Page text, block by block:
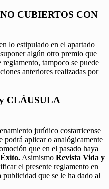
CUBIERTOS CON
lo estipulado en el apartado
algún otro premio que
reglamento, tampoco se puede
anteriores realizadas por
CLÁUSULA
jurídico costarricense
podrá aplicar o analógicamente
que en el pasado haya
Asimismo Revista Vida y
el presente reglamento en
que se le ha dado al